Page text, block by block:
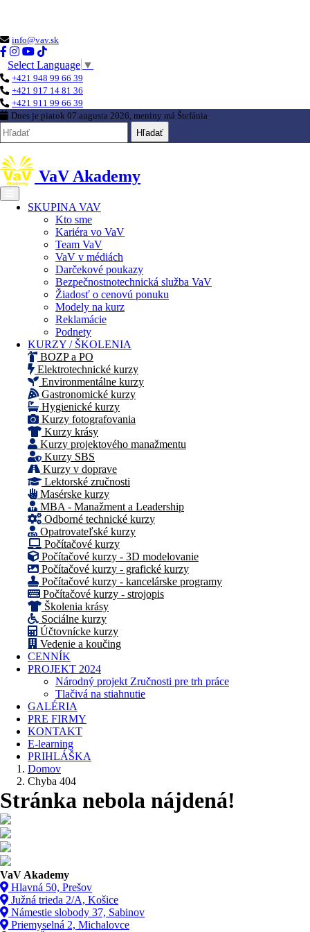
info@vav.sk
Select Language ▼
+421 948 99 66 39
+421 917 14 81 36
+421 911 99 66 39
Dnes je piatok 07.augusta 2026, meniny má Štefánia
Hľadať
VaV Akademy
SKUPINA VAV
Kto sme
Kariéra vo VaV
Team VaV
VaV v médiách
Darčekové poukazy
Bezpečnostnotechnická služba VaV
Žiadosť o cenovú ponuku
Modely na kurz
Reklamácie
Podnety
KURZY / ŠKOLENIA
BOZP a PO
Elektrotechnické kurzy
Environmentálne kurzy
Gastronomické kurzy
Hygienické kurzy
Kurzy fotografovania
Kurzy krásy
Kurzy projektového manažmentu
Kurzy SBS
Kurzy v doprave
Lektorské zručnosti
Masérske kurzy
MBA - Manažment a Leadership
Odborné technické kurzy
Opatrovateľské kurzy
Počítačové kurzy
Počítačové kurzy - 3D modelovanie
Počítačové kurzy - grafické kurzy
Počítačové kurzy - kancelárske programy
Počítačové kurzy - strojopis
Školenia krásy
Sociálne kurzy
Účtovnícke kurzy
Vedenie a koučing
CENNÍK
PROJEKT 2024
Národný projekt Zručnosti pre trh práce
Tlačivá na stiahnutie
GALÉRIA
PRE FIRMY
KONTAKT
E-learning
PRIHLÁŠKA
Domov
Chyba 404
Stránka nebola nájdená!
VaV Akademy
Hlavná 50, Prešov
Južná trieda 2/A, Košice
Námestie slobody 37, Sabinov
Priemyselná 2, Michalovce